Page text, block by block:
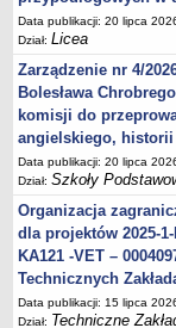
Data publikacji: 20 lipca
Dział:Licea
Zarządzenie nr 4/
Bolesława
komisji do
angielskiego,
Data publikacji: 20 lipca
Dział:Szkoły
Organizacja
dla projektów 2025-1-
KA121 -VET –
Technicznych
Data publikacji: 15 lipca
Dział: Techniczne